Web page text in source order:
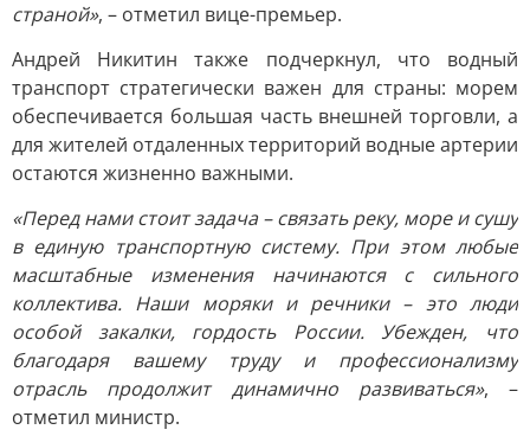
страной», – отметил вице-премьер.
Андрей Никитин также подчеркнул, что водный
транспорт стратегически важен для страны: морем
обеспечивается большая часть внешней торговли, а
для жителей отдаленных территорий водные артерии
остаются жизненно важными.
«Перед нами стоит задача – связать реку, море и сушу
в единую транспортную систему. При этом любые
масштабные изменения начинаются с сильного
коллектива. Наши моряки и речники – это люди
особой закалки, гордость России. Убежден, что
благодаря вашему труду и профессионализму
отрасль продолжит динамично развиваться», –
отметил министр.